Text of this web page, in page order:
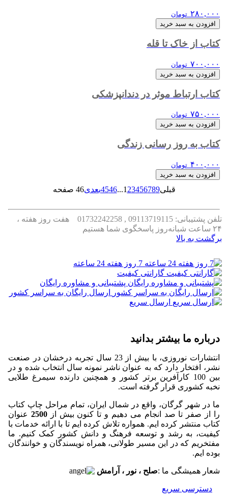
۲۸۰,۰۰۰ تومان
افزودن به سبد خرید
کتاب از خاک تا قله
۷۰۰,۰۰۰ تومان
افزودن به سبد خرید
کتاب ارتباط موثر در دندانپزشکی
۷۵۰,۰۰۰ تومان
افزودن به سبد خرید
کتاب به روز رسانی زندگی
۴۰۰,۰۰۰ تومان
افزودن به سبد خرید
قبلی 1 23456789
...
4546 بعدی46 صفحه
تلفن پشتیبانی: 09113719115 , 01732242258
هفت روز هفته ،
۲۴ ساعت شبانه‌روز پاسخگوی شما هستیم
برگشت به بالا
گارانتی کیفیت
پشتیبانی و مشاوره رایگان
ارسال رایگان به سراسر کشور
ارسال سریع
درباره ما بیشتر بدانید
انتشارات نوروزی، با بیش از 23 سال تجربه درخشان در صنعت
نشر،
افتخار دارد که به عنوان ناشر نمونه سال
انتخاب شده و در
بین 100 کارآفرین برتر کشور و همچنین دارنده سیمرغ طلایی
نخبه کشوری قرار گرفته است.
ما در شهر گرگان، واقع در شمال ایران، تمام مراحل چاپ کتاب
را از صفر تا صد انجام می دهیم و تا کنون بیش از 2500
عنوان
کتاب منتشر کرده ایم. همواره تلاش کرده ایم تا با ارائه خدمات با
کیفیت، به رشد و توسعه فرهنگ و دانش کشور کمک کنیم. ما
مفتخریم که در این مسیر طولانی، همراه نویسندگان و خوانندگان
بوده ایم.
شعار همیشگی ما :صلح ، نور ، آرامش
دسترسی سریع